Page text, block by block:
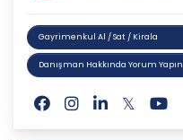
Gayrimenkul Al / Sat / Kirala
Danışman Hakkında Yorum Yapın